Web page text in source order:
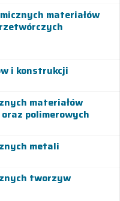
materiałów
i konstrukcji
materiałów
polimerowych
metali
tworzyw